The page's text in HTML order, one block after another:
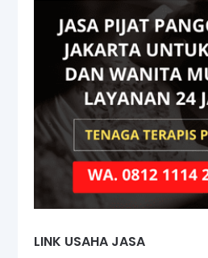
LINK USAHA JASA